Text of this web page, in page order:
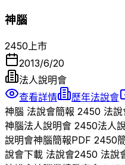
神腦
2450 上市
2013/6/20
法人說明會
查看詳情
歷年法說會
神腦 法說會簡報 2450 法說
神腦法人說明會 2450法人
說明會神腦簡報PDF 2450
說會下載 法說會2450 法說